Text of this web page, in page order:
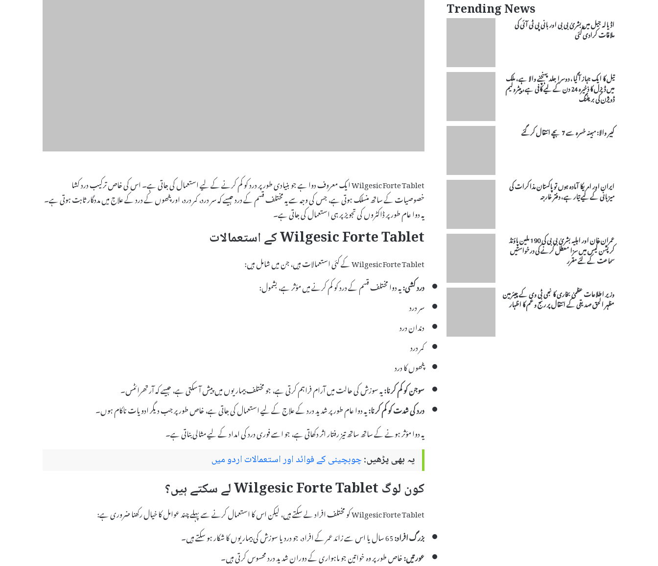
Wilgesic Forte Tablet ایک معروف دوا ہے جو بنیادی طور پر درد کو کم کرنے کے لیے استعمال کی جاتی ہے۔ اس کی خاص ترکیب درد کشا
خصوصیات کے ساتھ منسلک ہوتی ہے، جس کی وجہ سے یہ مختلف قسم کے درد جیسے کہ سر درد، کمر درد، اور پٹھوں کے درد کے علاج میں مددگار ثابت ہوتی ہے۔
یہ دوا عام طور پر ڈاکٹروں کی تجویز پر ہی استعمال کی جاتی ہے۔
Wilgesic Forte Tablet کے استعمالات
Wilgesic Forte Tablet کے کئی استعمالات ہیں، جن میں شامل ہیں:
درد کشی:یہ دوا مختلف قسم کے درد کو کم کرنے میں مؤثر ہے، بشمول:
سر درد
دندان درد
کمر درد
پٹھوں کا درد
سوجن کو کم کرنا:یہ سوزش کی حالت میں آرام فراہم کرتی ہے، جو مختلف بیماریوں میں پیش آ سکتی ہے، جیسے کہ آرتھرائٹس۔
درد کی شدت کو کم کرنا:یہ دوا عام طور پر شدید درد کے علاج کے لیے استعمال کی جاتی ہے، خاص طور پر جب دیگر ادویات ناکام ہوں۔
یہ دوا مؤثر ہونے کے ساتھ ساتھ تیز رفتار اثر دکھاتی ہے، جو اسے فوری درد کی امداد کے لیے مثالی بناتی ہے۔
یہ بھی پڑھیں:چوبچینی کے فوائد اور استعمالات اردو میں
کون لوگ Wilgesic Forte Tablet لے سکتے ہیں؟
Wilgesic Forte Tablet کو مختلف افراد لے سکتے ہیں، لیکن اس کا استعمال کرنے سے پہلے چند عوامل کا خیال رکھنا ضروری ہے:
بزرگ افراد:
عورتیں:خاص طور پر وہ خواتین جو ماہواری کے دوران شدید درد محسوس کرتی ہیں۔
Trending News
اڈیالہ جیل میں بشریٰ بی بی اور بانی پی ٹی آئی کی
ملاقات کرادی گئی
تیل کا ایک جہاز آ گیا، دوسرا جلد پہنچنے والا ہے، ملک
میں ڈیزل کا ذخیرہ 24 دن کے لیے کافی ہے، پیٹرولیم
ڈویژن کی بریفنگ
کبیر والا: مبینہ خسرہ سے 7 بچے انتقال کر گئے
ایران اور امریکا آمادہ ہوں تو پاکستان مذاکرات کی
میزبانی کے لیے تیار ہے، دفتر خارجہ
عمران خان اور اہلیہ بشریٰ بی بی کی 190 ملین پاؤنڈ
کرپشن کیس میں سزا معطل کرنے کی درخواستیں
سماعت کے لئے مقرر
وزیر اطلاعات عظمیٰ بخاری کا نجی ٹی وی کے چیئرمین
مظہر الحق صدیقی کے انتقال پر رنج و غم کا اظہار